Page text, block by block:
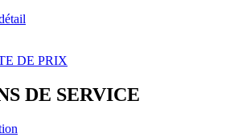
DE PRIX
DE SERVICE